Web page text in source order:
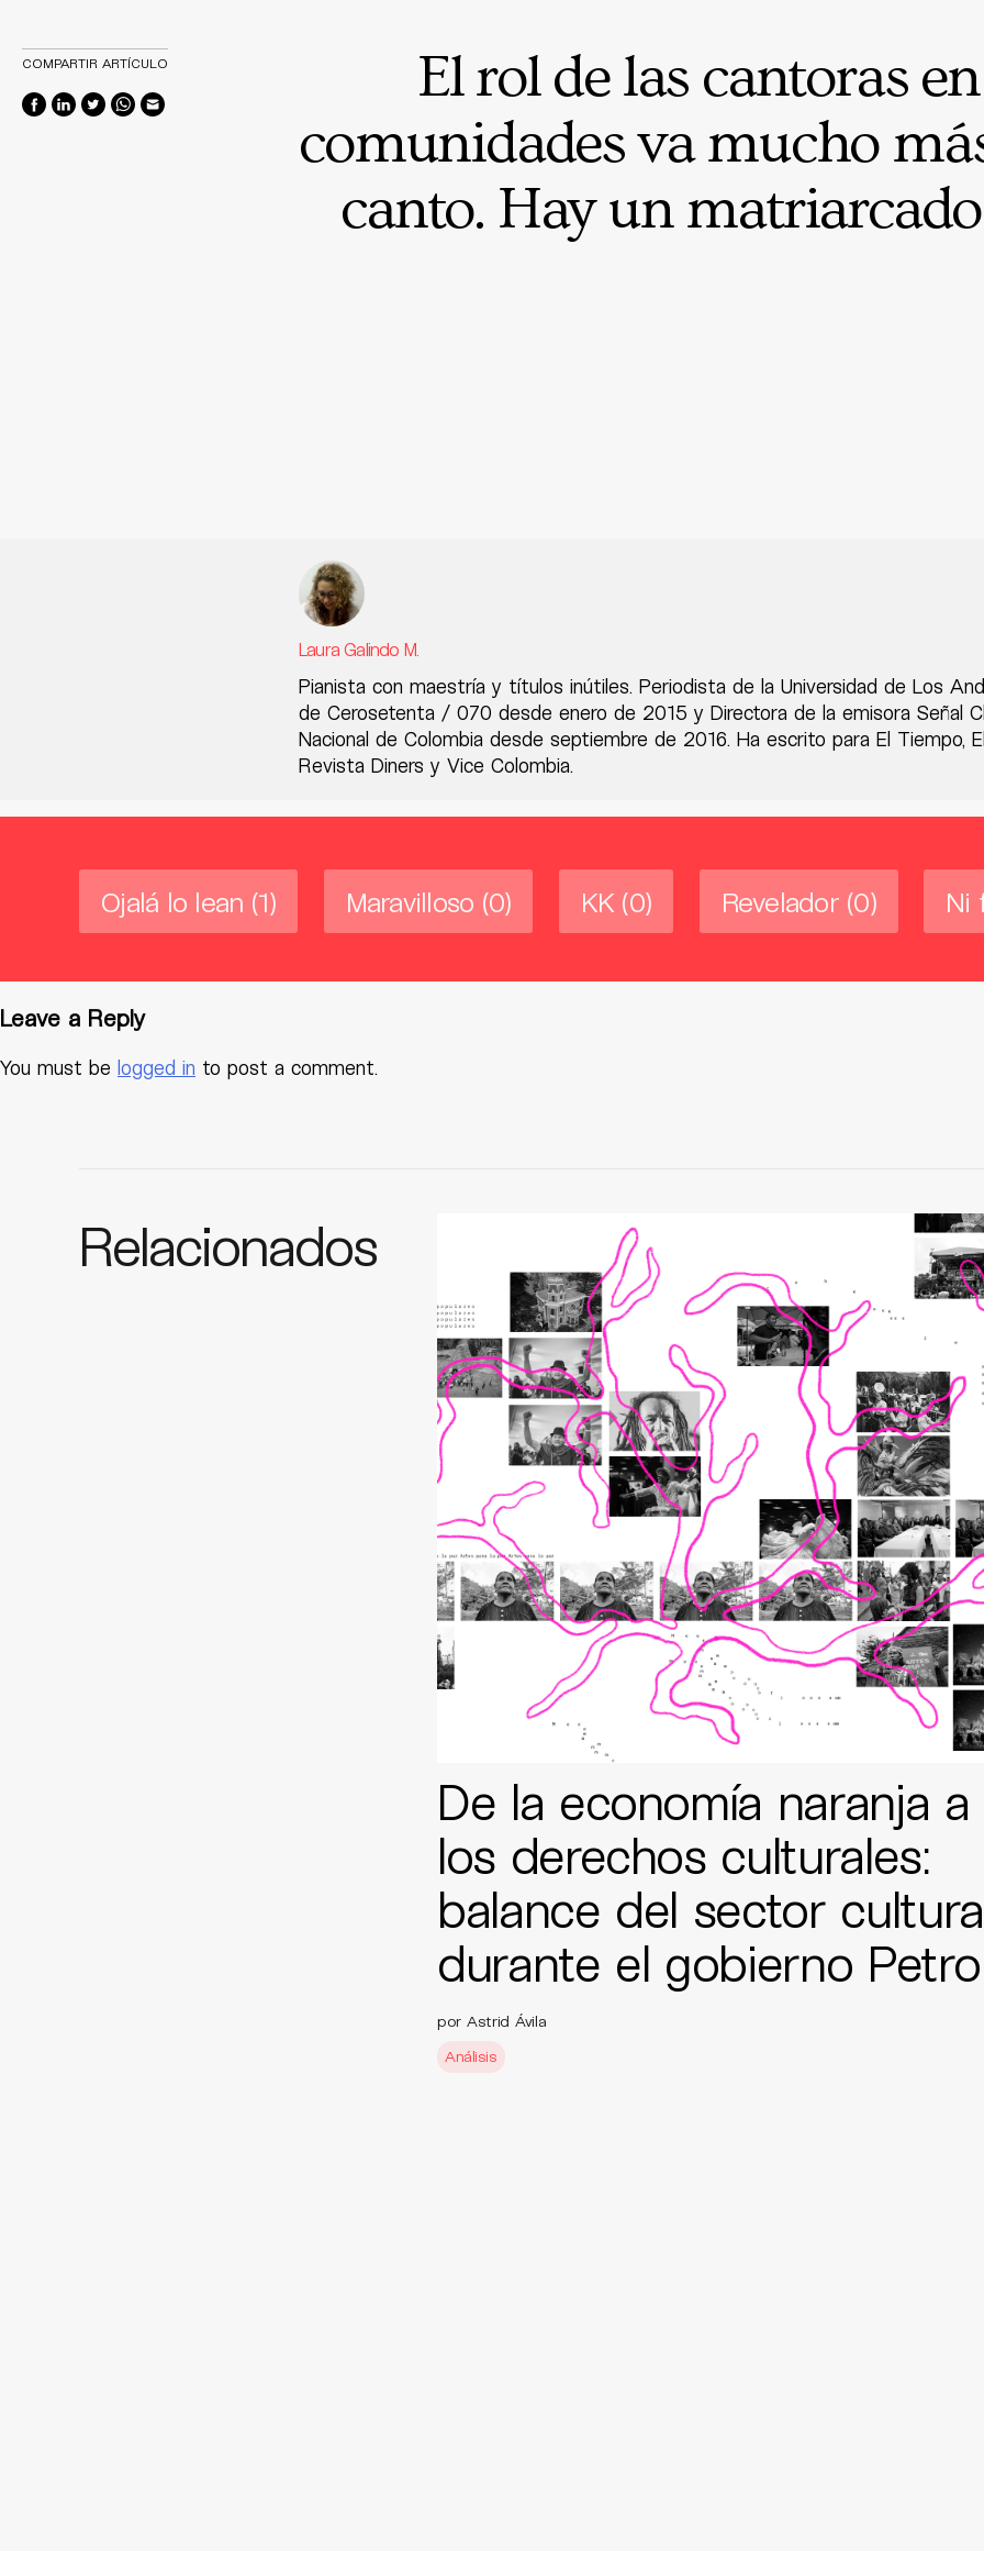
El rol de las cantoras
comunidades va mucho
canto. Hay un
COMPARTIR ARTÍCULO
Laura Galindo M.
Pianista con maestría y títulos inútiles. Periodista de la Universidad de Los
de Cerosetenta / 070 desde enero de 2015 y Directora de la emisora Señal
Nacional de Colombia desde septiembre de 2016. Ha escrito para El Tiempo,
Revista Diners y Vice Colombia.
Ojalá lo lean (1) Maravilloso (0) KK (0) Revelador (0) Ni
Leave a Reply
You must be logged in to post a comment.
Relacionados
De la economía naranja a
los derechos culturales:
balance del sector cultura
durante el gobierno Petro
por Astrid Ávila
Análisis